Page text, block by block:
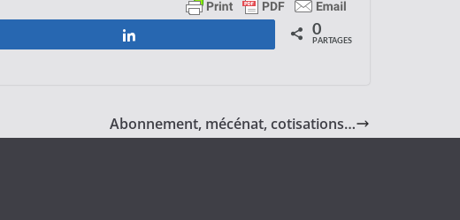
0
PARTAGES
Abonnement, mécénat, cotisations…